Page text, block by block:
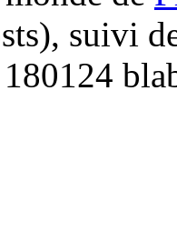
suivi